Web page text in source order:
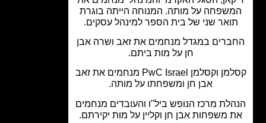
על מותה. המנוחה הייתה בוגרת
שני של בית הספר למינהל עסקים.
במגדל מנחמים את זאב ושרה אבן
חן על מות ביתם.
קסלמן וקסלמן PwC Israel מנחמים את זאב
אבן חן ומשפחתו על מותה.
מרכז הנופש ביל"ו והעובדים מנחמים
משפחות אבן חן וקליין על מות יקירתם.